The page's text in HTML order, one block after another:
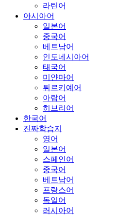
라틴어
아시아어
일본어
중국어
베트남어
인도네시아어
태국어
미얀마어
튀르키예어
아랍어
히브리어
한국어
진짜학습지
영어
일본어
스페인어
중국어
베트남어
프랑스어
독일어
러시아어